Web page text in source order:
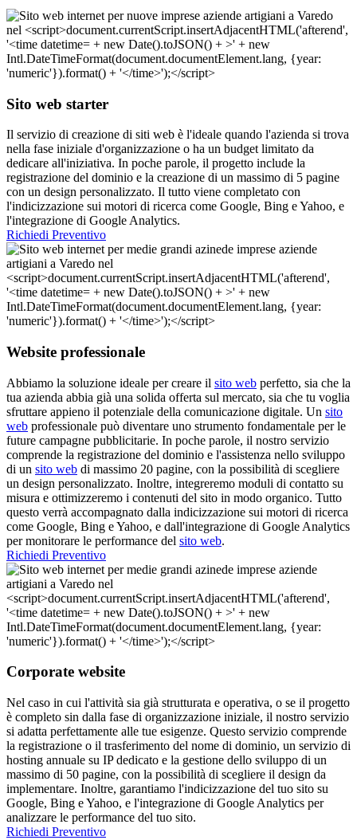
Sito web starter
Il servizio di creazione di siti web è l'ideale quando l'azienda si trova
nella fase iniziale d'organizzazione o ha un budget limitato da
dedicare all'iniziativa. In poche parole, il progetto include la
registrazione del dominio e la creazione di un massimo di 5 pagine
con un design personalizzato. Il tutto viene completato con
l'indicizzazione sui motori di ricerca come Google, Bing e Yahoo, e
l'integrazione di Google Analytics.
Richiedi Preventivo
Website professionale
Abbiamo la soluzione ideale per creare il sito web perfetto, sia che la
tua azienda abbia già una solida offerta sul mercato, sia che tu voglia
sfruttare appieno il potenziale della comunicazione digitale. Un sito
web professionale può diventare uno strumento fondamentale per le
future campagne pubblicitarie. In poche parole, il nostro servizio
comprende la registrazione del dominio e l'assistenza nello sviluppo
di un sito web di massimo 20 pagine, con la possibilità di scegliere
un design personalizzato. Inoltre, integreremo moduli di contatto su
misura e ottimizzeremo i contenuti del sito in modo organico. Tutto
questo verrà accompagnato dalla indicizzazione sui motori di ricerca
come Google, Bing e Yahoo, e dall'integrazione di Google Analytics
per monitorare le performance del sito web.
Richiedi Preventivo
Corporate website
Nel caso in cui l'attività sia già strutturata e operativa, o se il progetto
è completo sin dalla fase di organizzazione iniziale, il nostro servizio
si adatta perfettamente alle tue esigenze. Questo servizio comprende
la registrazione o il trasferimento del nome di dominio, un servizio di
hosting annuale su IP dedicato e la gestione dello sviluppo di un
massimo di 50 pagine, con la possibilità di scegliere il design da
implementare. Inoltre, garantiamo l'indicizzazione del tuo sito su
Google, Bing e Yahoo, e l'integrazione di Google Analytics per
analizzare le performance del tuo sito.
Richiedi Preventivo